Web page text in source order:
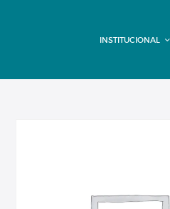
INSTITUCIONAL
DOMÍNICO